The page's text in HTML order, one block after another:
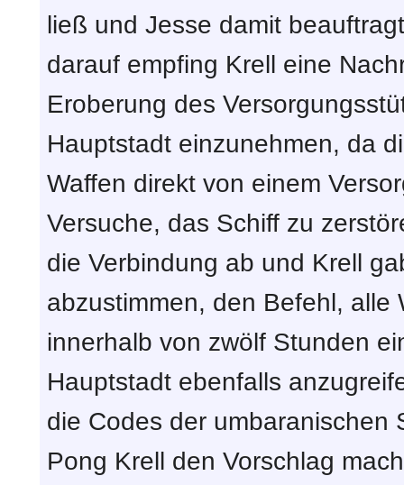
ließ und Jesse damit
darauf empfing Krell eine
Eroberung des
Hauptstadt einzunehmen, da
Waffen direkt von einem
Versuche, das Schiff zu
die Verbindung ab und Krell
abzustimmen, den Befehl, alle
innerhalb von zwölf Stunden
Hauptstadt ebenfalls
die Codes der umbaranischen
Pong Krell den Vorschlag